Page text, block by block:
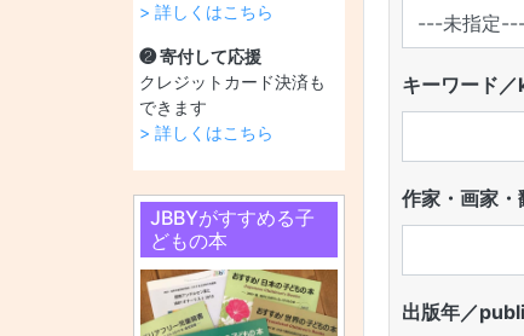
> 詳しくはこちら
❷ 寄付して応援
クレジットカード決済も
できます
> 詳しくはこちら
JBBYがすすめる子
どもの本
キーワード
作家・画家
出版年／